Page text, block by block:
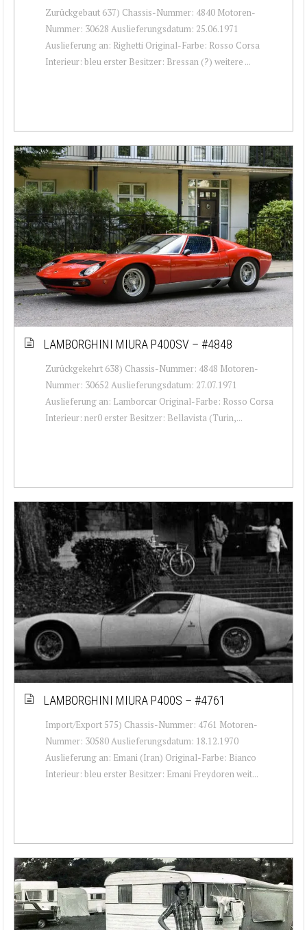
Zurückgebaut 637) Chassis-Nummer: 4840 Motoren-
Nummer: 30628 Auslieferungsdatum: 25.06.1971
Auslieferung an: Righetti Original-Farbe: Rosso Corsa
Interieur: bleu erster Besitzer: Bressan (?) weitere ...
LAMBORGHINI MIURA P400SV – #4848
Zurückgekehrt 638) Chassis-Nummer: 4848 Motoren-
Nummer: 30652 Auslieferungsdatum: 27.07.1971
Auslieferung an: Lamborcar Original-Farbe: Rosso Corsa
Interieur: ner0 erster Besitzer: Bellavista (Turin,...
LAMBORGHINI MIURA P400S – #4761
Import/Export 575) Chassis-Nummer: 4761 Motoren-
Nummer: 30580 Auslieferungsdatum: 18.12.1970
Auslieferung an: Emani (Iran) Original-Farbe: Bianco
Interieur: bleu erster Besitzer: Emani Freydoren weit...